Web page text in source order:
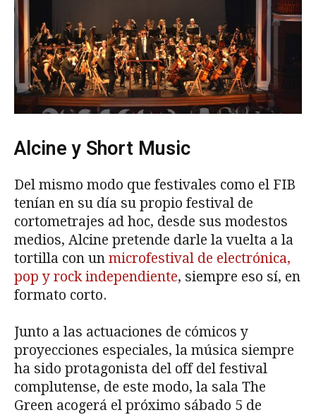
Alcine y Short Music
Del mismo modo que festivales como el FIB
tenían en su día su propio festival de
cortometrajes ad hoc, desde sus modestos
medios, Alcine pretende darle la vuelta a la
tortilla con un microfestival de electrónica,
pop y rock independiente, siempre eso sí, en
formato corto.
Junto a las actuaciones de cómicos y
proyecciones especiales, la música siempre
ha sido protagonista del off del festival
complutense, de este modo, la sala The
Green acogerá el próximo sábado 5 de